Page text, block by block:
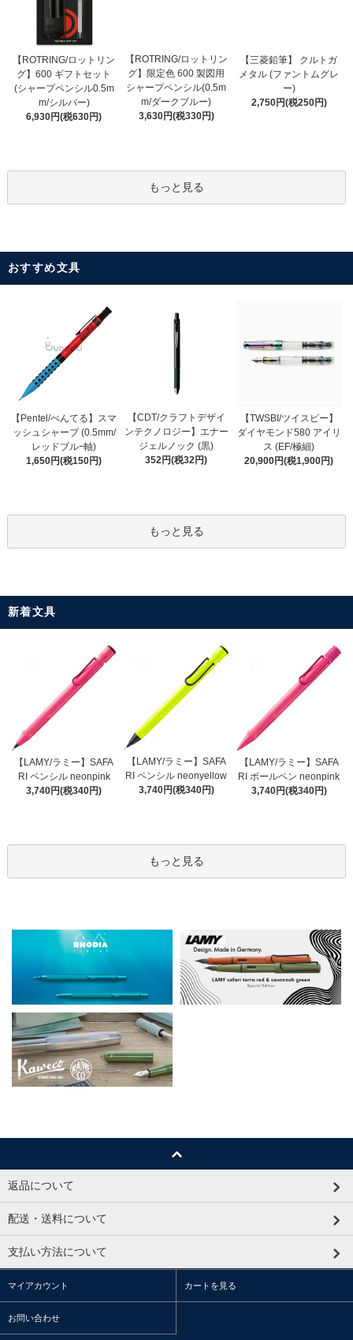
【ROTRING/ロットリン
グ】600 ギフトセット
(シャープペンシル0.5m
m/シルバー)
6,930円(税630円)
【ROTRING/ロットリン
グ】限定色 600 製図用
シャープペンシル(0.5m
m/ダークブルー)
3,630円(税330円)
【三菱鉛筆】 クルトガ
メタル (ファントムグレ
ー)
2,750円(税250円)
もっと見る
おすすめ文具
【Pentel/ぺんてる】スマ
ッシュシャープ (0.5mm/
レッドブルｰ軸)
1,650円(税150円)
【CDT/クラフトデザイ
ンテクノロジー】エナー
ジェルノック (黒)
352円(税32円)
【TWSBI/ツイスビー】
ダイヤモンド580 アイリ
ス (EF/極細)
20,900円(税1,900円)
もっと見る
新着文具
【LAMY/ラミー】SAFA
RI ペンシル neonpink
3,740円(税340円)
【LAMY/ラミー】SAFA
RI ペンシル neonyellow
3,740円(税340円)
【LAMY/ラミー】SAFA
RI ボールペン neonpink
3,740円(税340円)
もっと見る
返品について
配送・送料について
支払い方法について
マイアカウント カートを見る
お問い合わせ